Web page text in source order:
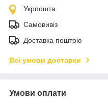
Укрпошта
Самовивіз
Доставка поштою
Всі умови доставки
Умови оплати